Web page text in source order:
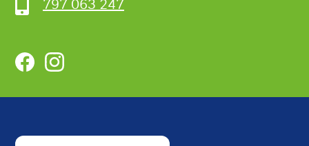
797 063 247
FacebookInstagram